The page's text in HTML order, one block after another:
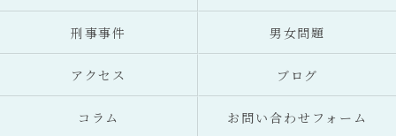
刑事事件 男女問題
アクセス ブログ
コラム お問い合わせフォーム